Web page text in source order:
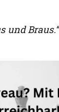
und Braus.“